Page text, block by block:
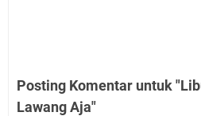
Posting Komentar untuk
Lawang Aja"